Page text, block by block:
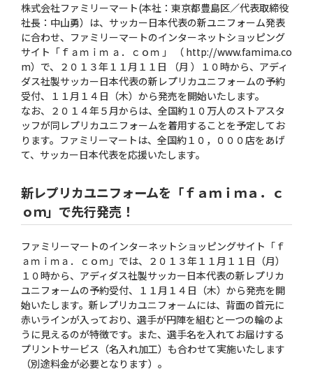
株式会社ファミリーマート(本社：東京都豊島区／代表取締役
社長：中山勇）は、サッカー日本代表の新ユニフォーム発表
に合わせ、ファミリーマートのインターネットショッピング
サイト「ｆａｍｉｍ ａ．ｃｏｍ 」 （ http://www.famima.co
m）で、２０１３年１１月１１日 （月 ）１０時から、アディ
ダス社製サッカー日本代表の新レプリカユニフォームの予約
受付、１１月１４日（木）から発売を開始いたします。
なお、２０１４年５月からは、全国約１０万人のストアスタ
ッフが同レプリカユニフォームを着用することを予定してお
ります。ファミリーマートは、全国約１０，０００店をあげ
て、サッカー日本代表を応援いたします。
新レプリカユニフォームを「ｆａｍｉｍａ．ｃ
ｏｍ」で先行発売！
ファミリーマートのインターネットショッピングサイト「ｆ
ａｍｉｍａ．ｃｏｍ」では、２０１３年１１月１１日（月）
１０時から、アディダス社製サッカー日本代表の新レプリカ
ユニフォームの予約受付、１１月１４日（木）から発売を開
始いたします。新レプリカユニフォームには、背面の首元に
赤いラインが入っており、選手が円陣を組むと一つの輪のよ
うに見えるのが特徴です。また、選手名を入れてお届けする
プリントサービス（名入れ加工）も合わせて実施いたします
（別途料金が必要となります）。